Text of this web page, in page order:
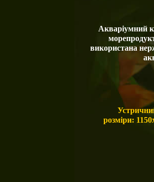
Акваріумний
використана
розміри: